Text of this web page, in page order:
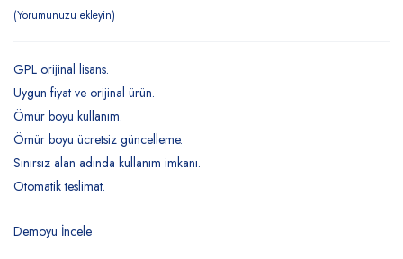
Yorumunuzu ekleyin
GPL orijinal lisans.
Uygun fiyat ve orijinal ürün.
Ömür boyu kullanım.
Ömür boyu ücretsiz güncelleme.
Sınırsız alan adında kullanım imkanı.
Otomatik teslimat.
Demoyu İncele